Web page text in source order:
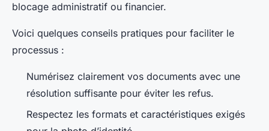
blocage administratif ou financier.
Voici quelques conseils pratiques pour faciliter le
processus :
Numérisez clairement vos documents avec une
résolution suffisante pour éviter les refus.
Respectez les formats et caractéristiques exigés